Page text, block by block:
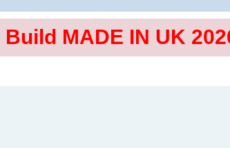
MADE IN UK